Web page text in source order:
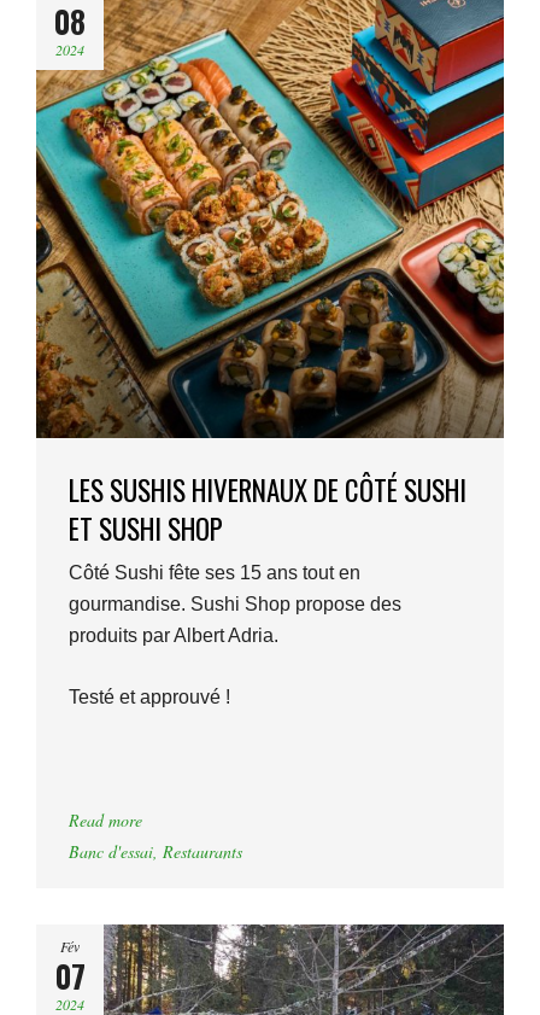
08
2024
LES SUSHIS HIVERNAUX DE CÔTÉ SUSHI
ET SUSHI SHOP
Côté Sushi fête ses 15 ans tout en
gourmandise. Sushi Shop propose des
produits par Albert Adria.
Testé et approuvé !
Read more
Banc d'essai, Restaurants
Fév
07
2024